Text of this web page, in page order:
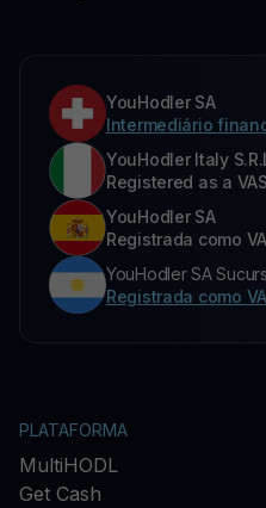
YouHodler SA
Intermediário
YouHodler Italy
Registered as a
YouHodler SA
Registrada como
YouHodler SA
Registrada como
PLATAFORMA
MultiHODL
Get Cash